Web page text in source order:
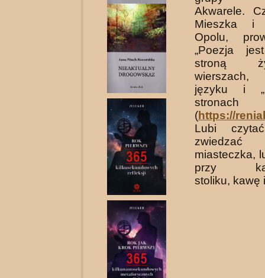
Akwarele.
Mieszka i
Opolu,
„Poezja
stroną
wierszach,
języku i
(https://
Lubi
miasteczka,
przy
stoliku, kawę